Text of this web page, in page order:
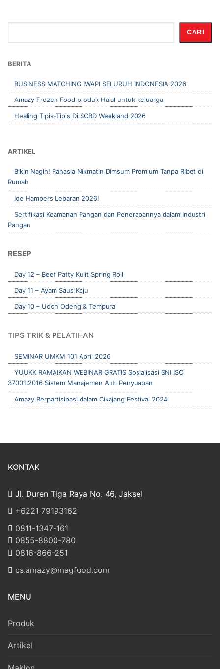
CARI
BERITA
BUSINESS MATCHING IWAPI SELURUH INDONESIA 2026
Amazy Frozen Food produk Halal untuk keluarga
Healing Tipis-Tipis Di SCBD Weekland 2026
ARTIKEL
Bikin Nagih! Rahasia Nikmatin Dimsum Premium Tanpa Ribet di
Rumah
Ide Hampers Lebaran 2026!
Sertifikasi Keamanan Pangan dan Penerapannya dalam Industri
Pangan
RESEP
Day 12 – Beef Patty Kulit Spring Roll
Day 11 – Ayam Saus Keju
Day 10 – Udon Odeng & Tempura
TIPS TRIK & PELATIHAN
SEMINAR UMKM 101 April 2026
YUUKK RAMAIKAN WEBINAR GRATIS Sosialisasi SNI ISO
37001:2016 Sistem Manajemen Anti Penyuapan
Amazy Berpartisipasi dalam Cikajang Festival 2024
KONTAK
Jl. Duren Tiga Raya No. 46, Jaksel
‎+6221 79193162
‪0811-1347-161
‪0855-8800-780
‪0816-866-251
cs.amazy@magfood.com
MENU
Produk
Artikel